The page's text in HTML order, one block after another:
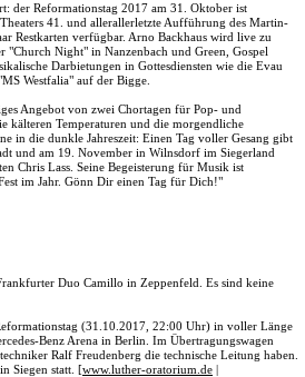
der Reformationstag 2017 am 31. Oktober ist
41. und allerallerletzte Aufführung des Martin-
Restkarten verfügbar. Arno Backhaus wird live zu
Night" in Nanzenbach und Green, Gospel
Darbietungen in Gottesdiensten wie die Evau
Westfalia" auf der Bigge.
Angebot von zwei Chortagen für Pop- und
kälteren Temperaturen und die morgendliche
in die dunkle Jahreszeit: Einen Tag voller Gesang gibt
und am 19. November in Wilnsdorf im Siegerland
Chris Lass. Seine Begeisterung für Musik ist
im Jahr. Gönn Dir einen Tag für Dich!"
Duo Camillo in Zeppenfeld. Es sind keine
(31.10.2017, 22:00 Uhr) in voller Länge
Benz Arena in Berlin. Im Übertragungswagen
Ralf Freudenberg die technische Leitung haben.
Siegen statt. [www.luther-oratorium.de |